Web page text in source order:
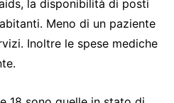
la disponibilità di posti
Meno di un paziente
Inoltre le spese mediche